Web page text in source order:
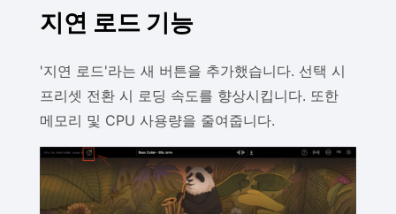
지연 로드 기능
'지연 로드'라는 새 버튼을 추가했습니다. 선택 시
프리셋 전환 시 로딩 속도를 향상시킵니다. 또한
메모리 및 CPU 사용량을 줄여줍니다.